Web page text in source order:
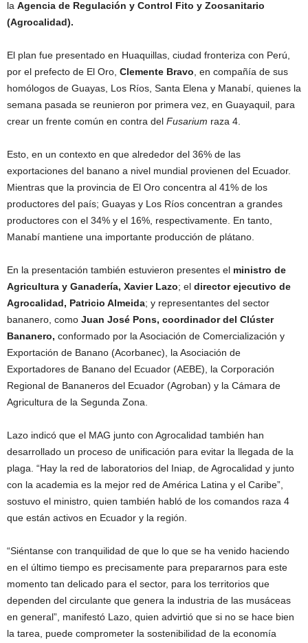
la Agencia de Regulación y Control Fito y Zoosanitario
(Agrocalidad).
El plan fue presentado en Huaquillas, ciudad fronteriza con Perú,
por el prefecto de El Oro, Clemente Bravo , en compañía de sus
homólogos de Guayas, Los Ríos, Santa Elena y Manabí, quienes la
semana pasada se reunieron por primera vez, en Guayaquil, para
crear un frente común en contra del Fusarium raza 4.
Esto, en un contexto en que alrededor del 36% de las
exportaciones del banano a nivel mundial provienen del Ecuador.
Mientras que la provincia de El Oro concentra al 41% de los
productores del país; Guayas y Los Ríos concentran a grandes
productores con el 34% y el 16%, respectivamente. En tanto,
Manabí mantiene una importante producción de plátano.
En la presentación también estuvieron presentes el ministro de
Agricultura y Ganadería, Xavier Lazo; el director ejecutivo de
Agrocalidad, Patricio Almeida; y representantes del sector
bananero, como Juan José Pons, coordinador del Clúster
Bananero, conformado por la Asociación de Comercialización y
Exportación de Banano (Acorbanec), la Asociación de
Exportadores de Banano del Ecuador (AEBE), la Corporación
Regional de Bananeros del Ecuador (Agroban) y la Cámara de
Agricultura de la Segunda Zona.
Lazo indicó que el MAG junto con Agrocalidad también han
desarrollado un proceso de unificación para evitar la llegada de la
plaga. “Hay la red de laboratorios del Iniap, de Agrocalidad y junto
con la academia es la mejor red de América Latina y el Caribe”,
sostuvo el ministro, quien también habló de los comandos raza 4
que están activos en Ecuador y la región.
“Siéntanse con tranquilidad de que lo que se ha venido haciendo
en el último tiempo es precisamente para prepararnos para este
momento tan delicado para el sector, para los territorios que
dependen del circulante que genera la industria de las musáceas
en general”, manifestó Lazo, quien advirtió que si no se hace bien
la tarea, puede comprometer la sostenibilidad de la economía